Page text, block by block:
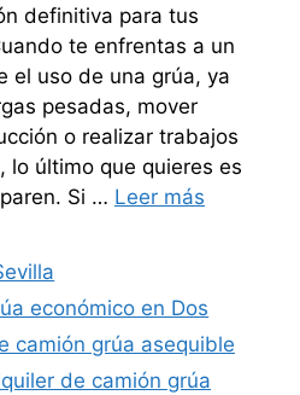
definitiva para tus
te enfrentas a un
el uso de una grúa, ya
pesadas, mover
o realizar trabajos
lo último que quieres es
Si … Leer más
económico en Dos
camión grúa asequible
de camión grúa